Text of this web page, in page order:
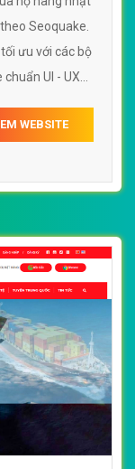
Seoquake.
ưu với các bộ
UI - UX
WEBSITE